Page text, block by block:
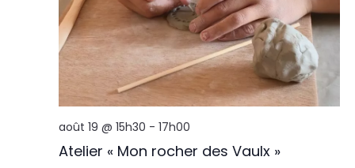
Atelier « Mon rocher des Vaulx »
août 19 @ 15h30 - 17h00